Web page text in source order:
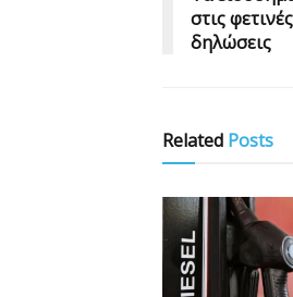
στις
δηλώσεις
Related Posts